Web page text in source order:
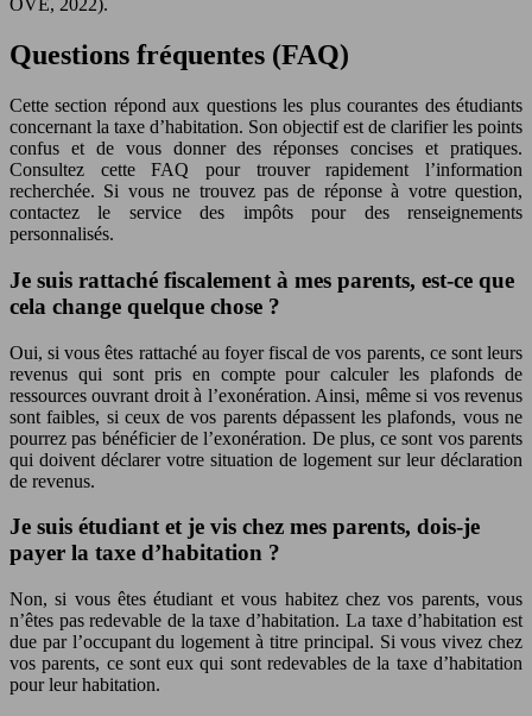
OVE, 2022).
Questions fréquentes (FAQ)
Cette section répond aux questions les plus courantes des étudiants
concernant la taxe d’habitation. Son objectif est de clarifier les points
confus et de vous donner des réponses concises et pratiques.
Consultez cette FAQ pour trouver rapidement l’information
recherchée. Si vous ne trouvez pas de réponse à votre question,
contactez le service des impôts pour des renseignements
personnalisés.
Je suis rattaché fiscalement à mes parents, est-ce que
cela change quelque chose ?
Oui, si vous êtes rattaché au foyer fiscal de vos parents, ce sont leurs
revenus qui sont pris en compte pour calculer les plafonds de
ressources ouvrant droit à l’exonération. Ainsi, même si vos revenus
sont faibles, si ceux de vos parents dépassent les plafonds, vous ne
pourrez pas bénéficier de l’exonération. De plus, ce sont vos parents
qui doivent déclarer votre situation de logement sur leur déclaration
de revenus.
Je suis étudiant et je vis chez mes parents, dois-je
payer la taxe d’habitation ?
Non, si vous êtes étudiant et vous habitez chez vos parents, vous
n’êtes pas redevable de la taxe d’habitation. La taxe d’habitation est
due par l’occupant du logement à titre principal. Si vous vivez chez
vos parents, ce sont eux qui sont redevables de la taxe d’habitation
pour leur habitation.